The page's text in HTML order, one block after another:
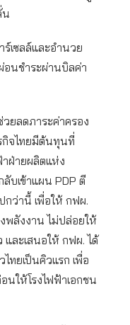
น
เซลล์และอำนวย
อนชำระผ่านบิลค่า
ยลดภาระค่าครอง
กิจไทยมีต้นทุนที่
ฝ่ายผลิตแห่ง
ลับเข้าแผน PDP ตี
กว่านี้ เพื่อให้ กฟผ.
พลังงาน ไม่ปล่อยให้
และเสนอให้ กฟผ. ได้
ทยเป็นคิวแรก เพื่อ
นให้โรงไฟฟ้าเอกชน